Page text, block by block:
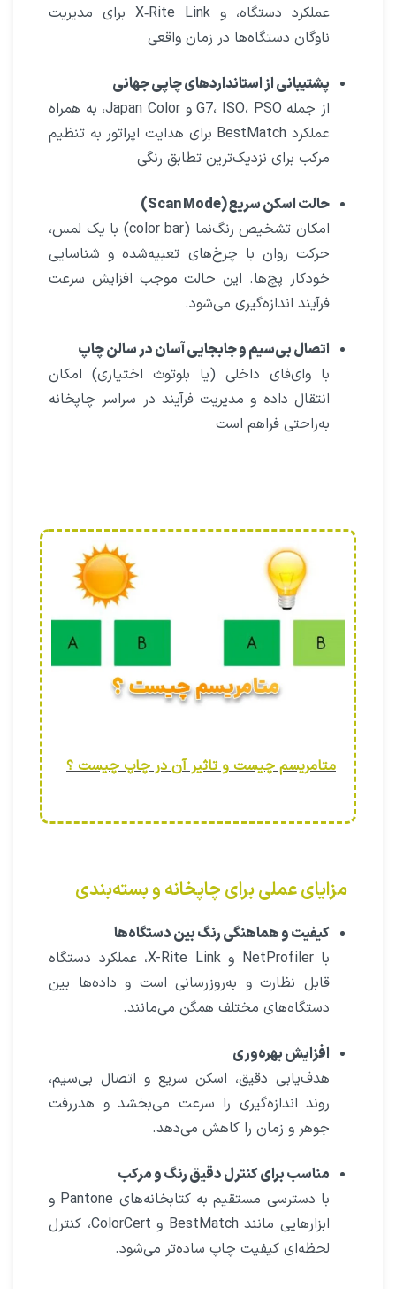
عملکرد دستگاه، و X‑Rite Link برای مدیریت
ناوگان دستگاه‌ها در زمان واقعی
پشتیبانی از استانداردهای چاپی جهانی
از جمله G7، ISO، PSO و Japan Color، به همراه
عملکرد BestMatch برای هدایت اپراتور به تنظیم
مرکب برای نزدیک‌ترین تطابق رنگی
حالت اسکن سریع (Scan Mode)
امکان تشخیص رنگ‌نما (color bar) با یک لمس،
حرکت روان با چرخ‌های تعبیه‌شده و شناسایی
خودکار پچ‌ها. این حالت موجب افزایش سرعت
فرآیند اندازه‌گیری می‌شود.
اتصال بی‌سیم و جابجایی آسان در سالن چاپ
با وای‌فای داخلی (یا بلوتوث اختیاری) امکان
انتقال داده و مدیریت فرآیند در سراسر چاپخانه
به‌راحتی فراهم است
متامریسم چیست و تاثیر آن در چاپ چیست ؟
مزایای عملی برای چاپخانه و بسته‌بندی
کیفیت و هماهنگی رنگ بین دستگاه‌ها
با NetProfiler و X-Rite Link، عملکرد دستگاه
قابل نظارت و به‌روزرسانی است و داده‌ها بین
دستگاه‌های مختلف همگن می‌مانند.
افزایش بهره‌وری
هدف‌یابی دقیق، اسکن سریع و اتصال بی‌سیم،
روند اندازه‌گیری را سرعت می‌بخشد و هدررفت
جوهر و زمان را کاهش می‌دهد.
مناسب برای کنترل دقیق رنگ و مرکب
با دسترسی مستقیم به کتابخانه‌های Pantone و
ابزارهایی مانند BestMatch و ColorCert، کنترل
لحظه‌ای کیفیت چاپ ساده‌تر می‌شود.